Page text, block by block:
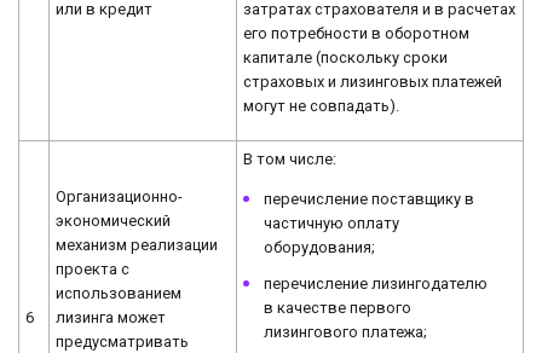
или в кредит
затратах страхователя и в расчетах
его потребности в оборотном
капитале (поскольку сроки
страховых и лизинговых платежей
могут не совпадать).
6
Организационно-
экономический
механизм реализации
проекта с
использованием
лизинга может
предусматривать
В том числе:
перечисление поставщику в
частичную оплату
оборудования;
перечисление лизингодателю
в качестве первого
лизингового платежа;